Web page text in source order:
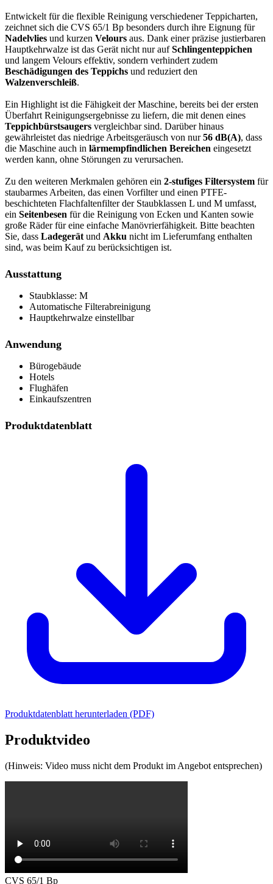
Entwickelt für die flexible Reinigung verschiedener Teppicharten,
zeichnet sich die CVS 65/1 Bp besonders durch ihre Eignung für
Nadelvlies und kurzen Velours aus. Dank einer präzise justierbaren
Hauptkehrwalze ist das Gerät nicht nur aufSchlingenteppichen
und langem Velours effektiv, sondern verhindert zudem
Beschädigungen des Teppichs und reduziert den
Walzenverschleiß.
Ein Highlight ist die Fähigkeit der Maschine, bereits bei der ersten
Überfahrt Reinigungsergebnisse zu liefern, die mit denen eines
Teppichbürstsaugers vergleichbar sind. Darüber hinaus
gewährleistet das niedrige Arbeitsgeräusch von nur56 dB(A), dass
die Maschine auch in lärmempfindlichen Bereichen eingesetzt
werden kann, ohne Störungen zu verursachen.
Zu den weiteren Merkmalen gehören ein 2-stufiges Filtersystem für
staubarmes Arbeiten, das einen Vorfilter und einen PTFE-
beschichteten Flachfaltenfilter der Staubklassen L und M umfasst,
ein Seitenbesen für die Reinigung von Ecken und Kanten sowie
große Räder für eine einfache Manövrierfähigkeit. Bitte beachten
Sie, dass Ladegerät und Akku nicht im Lieferumfang enthalten
sind, was beim Kauf zu berücksichtigen ist.
Ausstattung
Staubklasse: M
Automatische Filterabreinigung
Hauptkehrwalze einstellbar
Anwendung
Bürogebäude
Hotels
Flughäfen
Einkaufszentren
Produktdatenblatt
Produktdatenblatt herunterladen (PDF)
Produktvideo
(Hinweis: Video muss nicht dem Produkt im Angebot entsprechen)
CVS 65/1 Bp